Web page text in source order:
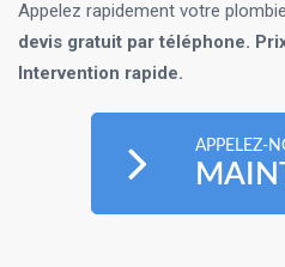
Appelez rapidement votre
devis gratuit par téléphone.
Intervention rapide.
APPELEZ-